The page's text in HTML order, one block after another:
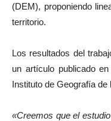
(DEM), proponiendo
territorio.
Los resultados del
un artículo publicado
Instituto de Geografía
«Creemos que el